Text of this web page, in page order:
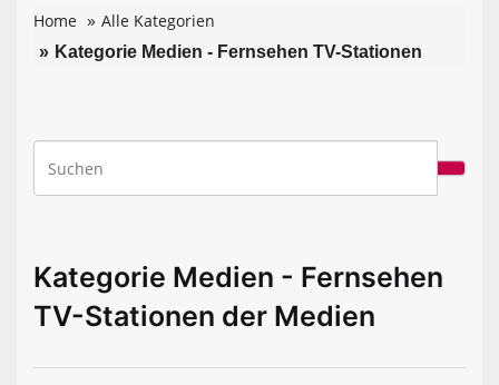
Home Alle Kategorien
Kategorie Medien - Fernsehen TV-Stationen
Kategorie Medien - Fernsehen
TV-Stationen der Medien